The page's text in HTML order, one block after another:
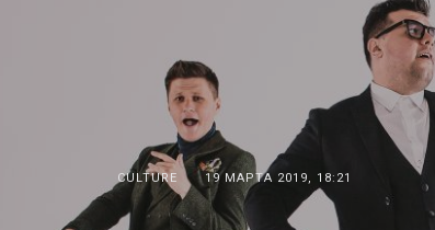
CULTURE 19 МАРТА 2019, 18:21